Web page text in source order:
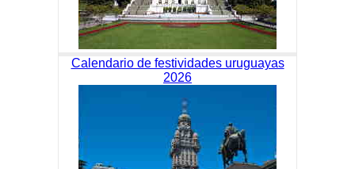
Calendario de festividades uruguayas
2026